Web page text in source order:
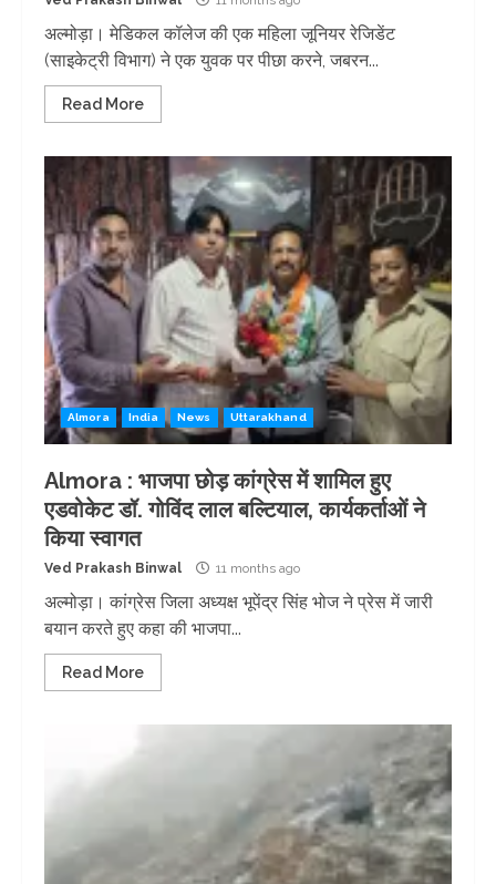
अल्मोड़ा। मेडिकल कॉलेज की एक महिला जूनियर रेजिडेंट
(साइकेट्री विभाग) ने एक युवक पर पीछा करने, जबरन...
Read More
Almora India News Uttarakhand
Almora : भाजपा छोड़ कांग्रेस में शामिल हुए
एडवोकेट डॉ. गोविंद लाल बल्टियाल, कार्यकर्ताओं ने
किया स्वागत
Ved Prakash Binwal 11 months ago
अल्मोड़ा। कांग्रेस जिला अध्यक्ष भूपेंद्र सिंह भोज ने प्रेस में जारी
बयान करते हुए कहा की भाजपा...
Read More